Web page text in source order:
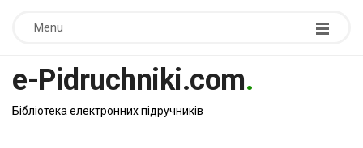
Menu
e-Pidruchniki.com.
Бібліотека електронних підручників